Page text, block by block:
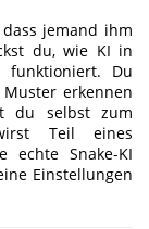
jemand ihm
du, wie KI in
funktioniert. Du
erkennen
du selbst zum
Teil eines
echte Snake-KI
Einstellungen